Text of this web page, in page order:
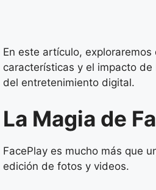
En este artículo,
características y el impacto de
del entretenimiento digital.
La Magia de
FacePlay es mucho más que
edición de fotos y videos.